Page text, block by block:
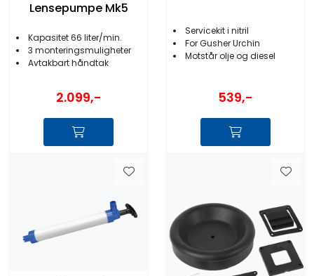
Lensepumpe Mk5
Kapasitet 66 liter/min.
3 monteringsmuligheter
Avtakbart håndtak
2.099,-
Servicekit i nitril
For Gusher Urchin
Motstår olje og diesel
539,-